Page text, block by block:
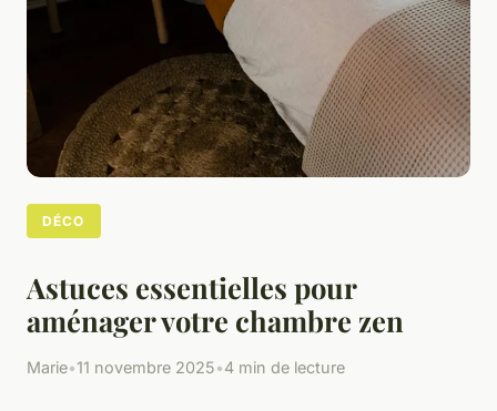
DÉCO
Astuces essentielles pour
aménager votre chambre zen
Marie•11 novembre 2025•4 min de lecture